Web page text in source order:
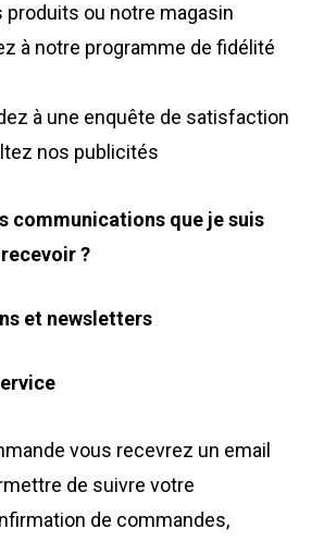
produits ou notre magasin
à notre programme de fidélité
à une enquête de satisfaction
nos publicités
communications que je suis
?
et newsletters
vous recevrez un email
de suivre votre
de commandes,